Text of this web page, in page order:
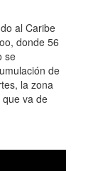
al Caribe
donde 56
se
de
la zona
va de